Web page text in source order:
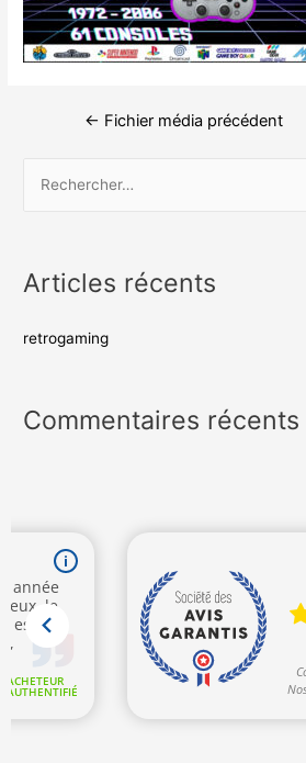
← Fichier média précédent
Articles récents
retrogaming
Commentaires récents